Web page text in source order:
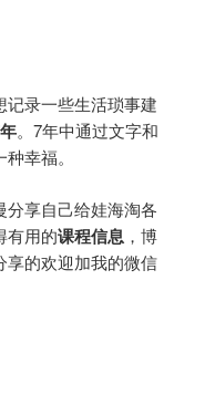
录一些生活琐事建
。7年中通过文字和
幸福。
分享自己给娃海淘各
有用的课程信息 ，博
享的欢迎加我的微信